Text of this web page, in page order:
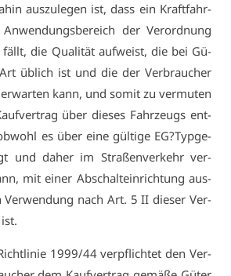
aus­zu­le­gen ist, dass ein Kraft­fahr­
der Ver­ord­nung
fällt, die Qua­li­tät auf­weist, die bei Gü­
üb­lich ist und die der Ver­brau­cher
kann, und so­mit zu ver­mu­ten
über die­ses Fahr­zeugs ent­
es über ei­ne gül­ti­ge EG?Typ­ge­
und da­her im Stra­ßen­ver­kehr ver­
mit ei­ner Ab­schalt­ein­rich­tung aus­
Ver­wen­dung nach Art. 5 II die­ser Ver­
1999/44 ver­pflich­tet den Ver­